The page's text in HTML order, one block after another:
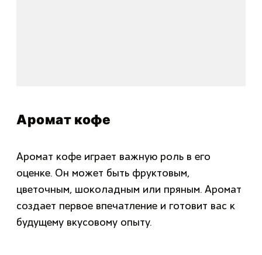
Аромат кофе
Аромат кофе играет важную роль в его
оценке. Он может быть фруктовым,
цветочным, шоколадным или пряным. Аромат
создает первое впечатление и готовит вас к
будущему вкусовому опыту.